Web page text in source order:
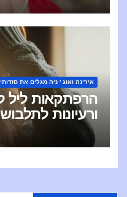
אירינה ואוג ' ניה מגלים את
הרפתקאות ליל
ורעיונות